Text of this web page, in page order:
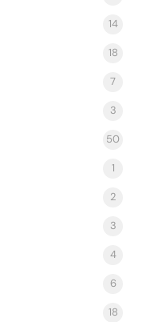
14
18
7
3
50
1
2
3
4
6
18